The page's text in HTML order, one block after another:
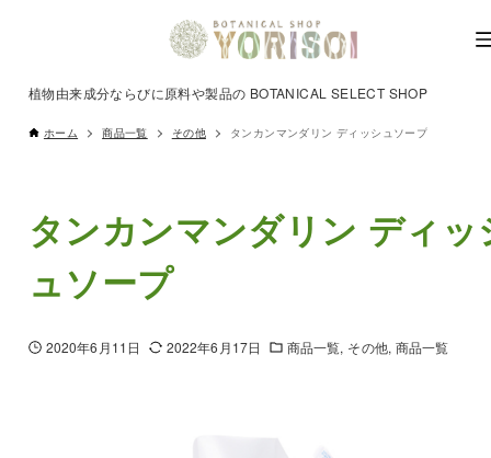
植物由来成分ならびに原料や製品の BOTANICAL SELECT SHOP
ホーム 商品一覧 その他 タンカンマンダリン ディッシュソープ
タンカンマンダリン ディッ
ュソープ
2020年6月11日 2022年6月17日 商品一覧 その他 商品一覧